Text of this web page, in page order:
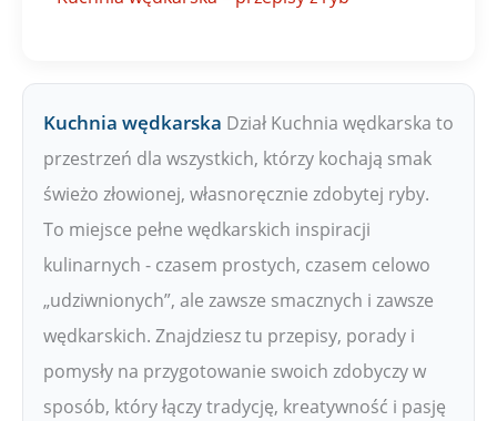
Kuchnia wędkarska Dział Kuchnia wędkarska to
przestrzeń dla wszystkich, którzy kochają smak
świeżo złowionej, własnoręcznie zdobytej ryby.
To miejsce pełne wędkarskich inspiracji
kulinarnych - czasem prostych, czasem celowo
„udziwnionych”, ale zawsze smacznych i zawsze
wędkarskich. Znajdziesz tu przepisy, porady i
pomysły na przygotowanie swoich zdobyczy w
sposób, który łączy tradycję, kreatywność i pasję